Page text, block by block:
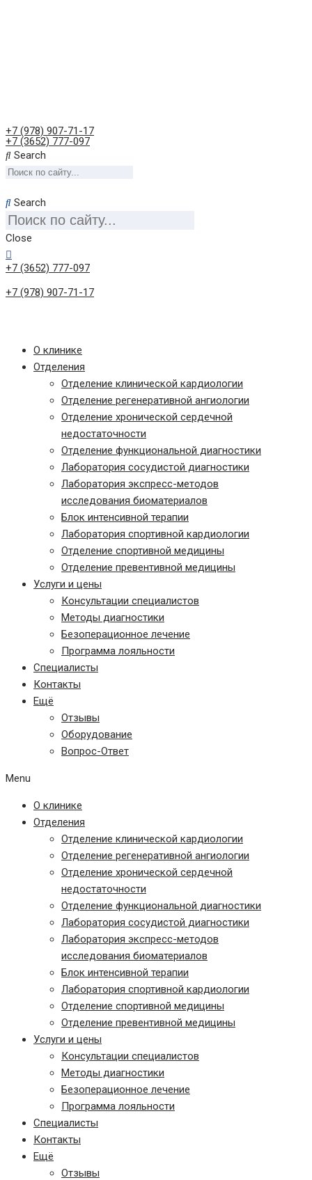
+7 (978) 907-71-17
+7 (3652) 777-097
Search
Search
Close
+7 (3652) 777-097
+7 (978) 907-71-17
О клинике
Отделения
Отделение клинической кардиологии
Отделение регенеративной ангиологии
Отделение хронической сердечной
недостаточности
Отделение функциональной диагностики
Лаборатория сосудистой диагностики
Лаборатория экспресс-методов
исследования биоматериалов
Блок интенсивной терапии
Лаборатория спортивной кардиологии
Отделение спортивной медицины
Отделение превентивной медицины
Услуги и цены
Консультации специалистов
Методы диагностики
Безоперационное лечение
Программа лояльности
Специалисты
Контакты
Ещё
Отзывы
Оборудование
Вопрос-Ответ
Menu
О клинике
Отделения
Отделение клинической кардиологии
Отделение регенеративной ангиологии
Отделение хронической сердечной
недостаточности
Отделение функциональной диагностики
Лаборатория сосудистой диагностики
Лаборатория экспресс-методов
исследования биоматериалов
Блок интенсивной терапии
Лаборатория спортивной кардиологии
Отделение спортивной медицины
Отделение превентивной медицины
Услуги и цены
Консультации специалистов
Методы диагностики
Безоперационное лечение
Программа лояльности
Специалисты
Контакты
Ещё
Отзывы